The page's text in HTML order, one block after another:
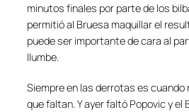
minutos finales por parte de los
permitió al Bruesa maquillar el
puede ser importante de cara al
Ilumbe.
Siempre en las derrotas es cuando
que faltan. Y ayer faltó Popovic y el